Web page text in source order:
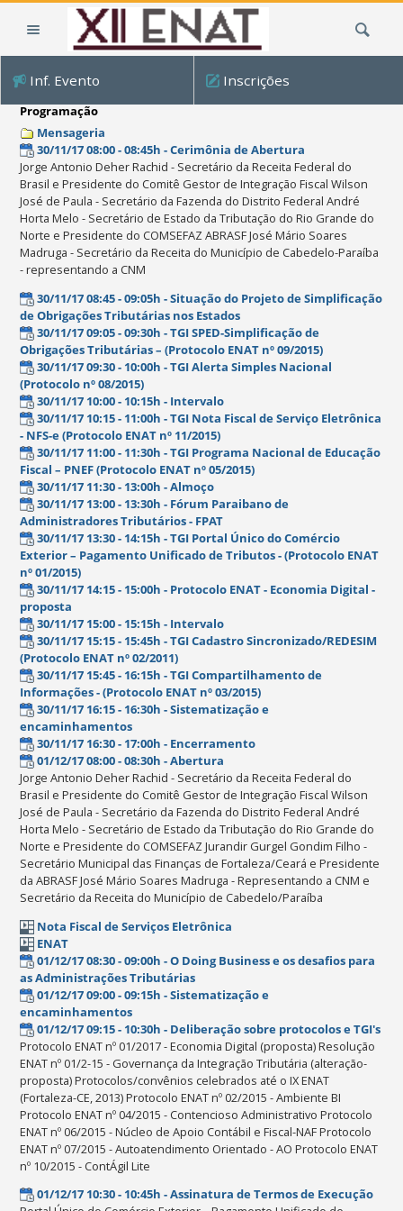
Inf. Evento Inscrições
Programação
Mensageria
30/11/17 08:00 - 08:45h - Cerimônia de Abertura
Jorge Antonio Deher Rachid - Secretário da Receita Federal do
Brasil e Presidente do Comitê Gestor de Integração Fiscal Wilson
José de Paula - Secretário da Fazenda do Distrito Federal André
Horta Melo - Secretário de Estado da Tributação do Rio Grande do
Norte e Presidente do COMSEFAZ ABRASF José Mário Soares
Madruga - Secretário da Receita do Município de Cabedelo-Paraíba
- representando a CNM
30/11/17 08:45 - 09:05h - Situação do Projeto de Simplificação
de Obrigações Tributárias nos Estados
30/11/17 09:05 - 09:30h - TGI SPED-Simplificação de
Obrigações Tributárias – (Protocolo ENAT nº 09/2015)
30/11/17 09:30 - 10:00h - TGI Alerta Simples Nacional
(Protocolo nº 08/2015)
30/11/17 10:00 - 10:15h - Intervalo
30/11/17 10:15 - 11:00h - TGI Nota Fiscal de Serviço Eletrônica
- NFS-e (Protocolo ENAT nº 11/2015)
30/11/17 11:00 - 11:30h - TGI Programa Nacional de Educação
Fiscal – PNEF (Protocolo ENAT nº 05/2015)
30/11/17 11:30 - 13:00h - Almoço
30/11/17 13:00 - 13:30h - Fórum Paraibano de
Administradores Tributários - FPAT
30/11/17 13:30 - 14:15h - TGI Portal Único do Comércio
Exterior – Pagamento Unificado de Tributos - (Protocolo ENAT
nº 01/2015)
30/11/17 14:15 - 15:00h - Protocolo ENAT - Economia Digital -
proposta
30/11/17 15:00 - 15:15h - Intervalo
30/11/17 15:15 - 15:45h - TGI Cadastro Sincronizado/REDESIM
(Protocolo ENAT nº 02/2011)
30/11/17 15:45 - 16:15h - TGI Compartilhamento de
Informações - (Protocolo ENAT nº 03/2015)
30/11/17 16:15 - 16:30h - Sistematização e
encaminhamentos
30/11/17 16:30 - 17:00h - Encerramento
01/12/17 08:00 - 08:30h - Abertura
Jorge Antonio Deher Rachid - Secretário da Receita Federal do
Brasil e Presidente do Comitê Gestor de Integração Fiscal Wilson
José de Paula - Secretário da Fazenda do Distrito Federal André
Horta Melo - Secretário de Estado da Tributação do Rio Grande do
Norte e Presidente do COMSEFAZ Jurandir Gurgel Gondim Filho -
Secretário Municipal das Finanças de Fortaleza/Ceará e Presidente
da ABRASF José Mário Soares Madruga - Representando a CNM e
Secretário da Receita do Município de Cabedelo/Paraíba
Nota Fiscal de Serviços Eletrônica
ENAT
01/12/17 08:30 - 09:00h - O Doing Business e os desafios para
as Administrações Tributárias
01/12/17 09:00 - 09:15h - Sistematização e
encaminhamentos
01/12/17 09:15 - 10:30h - Deliberação sobre protocolos e TGI's
Protocolo ENAT nº 01/2017 - Economia Digital (proposta) Resolução
ENAT nº 01/2-15 - Governança da Integração Tributária (alteração-
proposta) Protocolos/convênios celebrados até o IX ENAT
(Fortaleza-CE, 2013) Protocolo ENAT nº 02/2015 - Ambiente BI
Protocolo ENAT nº 04/2015 - Contencioso Administrativo Protocolo
ENAT nº 06/2015 - Núcleo de Apoio Contábil e Fiscal-NAF Protocolo
ENAT nº 07/2015 - Autoatendimento Orientado - AO Protocolo ENAT
nº 10/2015 - ContÁgil Lite
01/12/17 10:30 - 10:45h - Assinatura de Termos de Execução